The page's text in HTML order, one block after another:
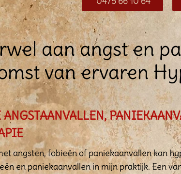
aan angst en
van ervaren
angsten, fobieën of paniekaanvallen kan
en paniekaanvallen in mijn praktijk. Een